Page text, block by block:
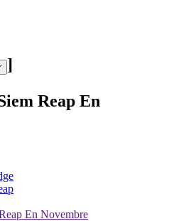
]
Reap En
En Novembre